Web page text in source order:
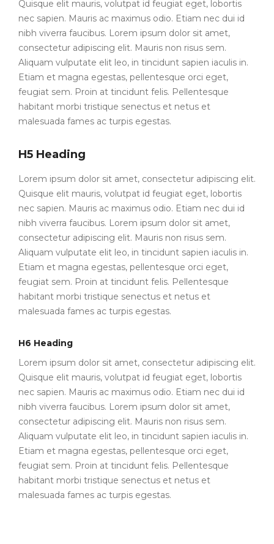
Quisque elit mauris, volutpat id feugiat eget, lobortis
nec sapien. Mauris ac maximus odio. Etiam nec dui id
nibh viverra faucibus. Lorem ipsum dolor sit amet,
consectetur adipiscing elit. Mauris non risus sem.
Aliquam vulputate elit leo, in tincidunt sapien iaculis in.
Etiam et magna egestas, pellentesque orci eget,
feugiat sem. Proin at tincidunt felis. Pellentesque
habitant morbi tristique senectus et netus et
malesuada fames ac turpis egestas.
H5 Heading
Lorem ipsum dolor sit amet, consectetur adipiscing elit.
Quisque elit mauris, volutpat id feugiat eget, lobortis
nec sapien. Mauris ac maximus odio. Etiam nec dui id
nibh viverra faucibus. Lorem ipsum dolor sit amet,
consectetur adipiscing elit. Mauris non risus sem.
Aliquam vulputate elit leo, in tincidunt sapien iaculis in.
Etiam et magna egestas, pellentesque orci eget,
feugiat sem. Proin at tincidunt felis. Pellentesque
habitant morbi tristique senectus et netus et
malesuada fames ac turpis egestas.
H6 Heading
Lorem ipsum dolor sit amet, consectetur adipiscing elit.
Quisque elit mauris, volutpat id feugiat eget, lobortis
nec sapien. Mauris ac maximus odio. Etiam nec dui id
nibh viverra faucibus. Lorem ipsum dolor sit amet,
consectetur adipiscing elit. Mauris non risus sem.
Aliquam vulputate elit leo, in tincidunt sapien iaculis in.
Etiam et magna egestas, pellentesque orci eget,
feugiat sem. Proin at tincidunt felis. Pellentesque
habitant morbi tristique senectus et netus et
malesuada fames ac turpis egestas.